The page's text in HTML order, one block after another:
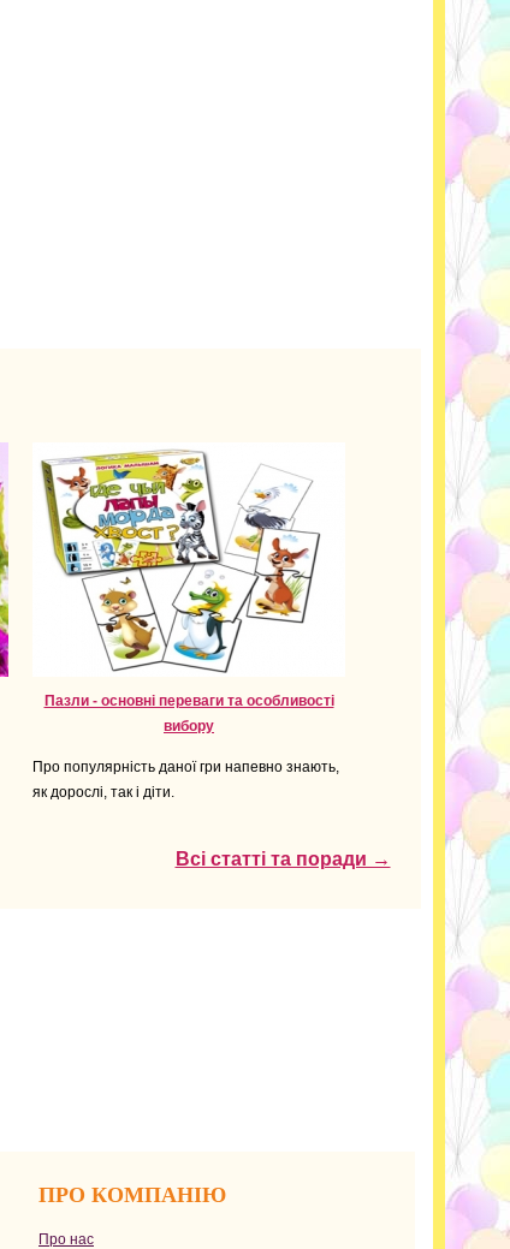
Пазли - основні переваги та особливості
вибору
Про популярність даної гри напевно знають,
як дорослі, так і діти.
Всі статті та поради →
ПРО КОМПАНІЮ
Про нас